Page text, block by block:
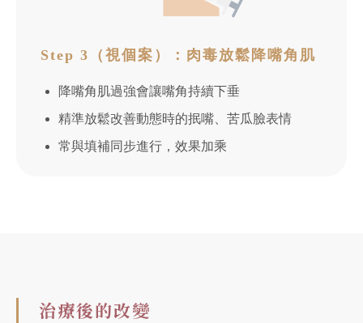
Step 3（視個案）：肉毒放鬆降嘴角肌
降嘴角肌過強會讓嘴角持續下垂
精準放鬆改善動態時的抿嘴、苦瓜臉表情
常與填補同步進行，效果加乘
治療後的改變